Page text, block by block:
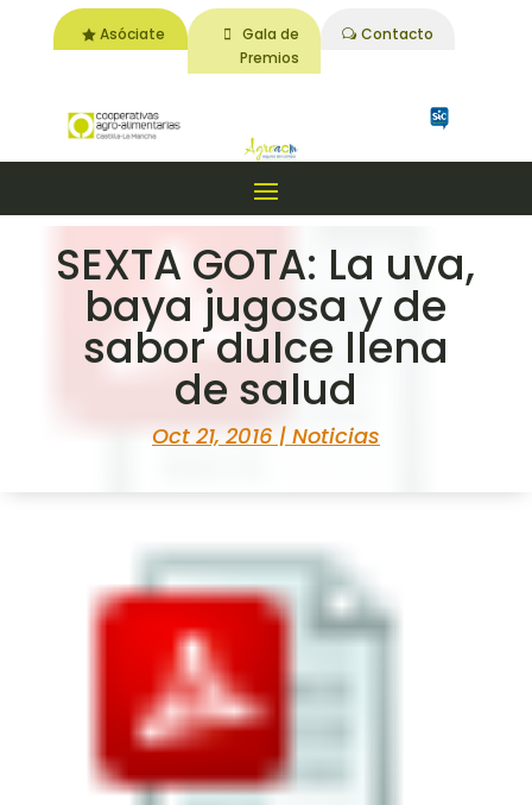
Asóciate
Gala de
Premios
Contacto
SEXTA GOTA: La uva,
baya jugosa y de
sabor dulce llena
de salud
Oct 21, 2016 | Noticias